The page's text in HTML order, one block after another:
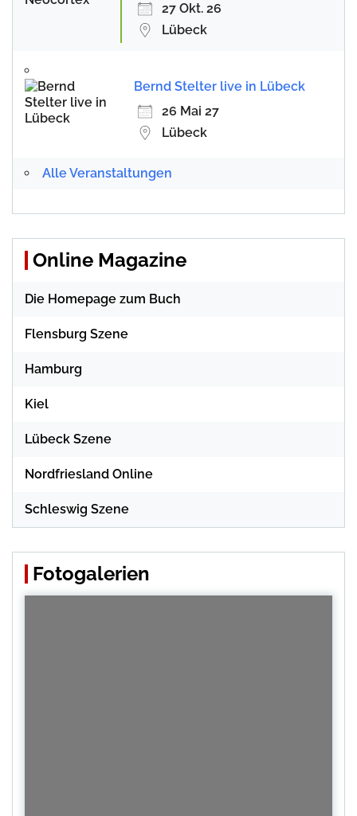
27 Okt. 26
Lübeck
Bernd Stelter live in Lübeck
26 Mai 27
Lübeck
Alle Veranstaltungen
Online Magazine
Die Homepage zum Buch
Flensburg Szene
Hamburg
Kiel
Lübeck Szene
Nordfriesland Online
Schleswig Szene
Fotogalerien